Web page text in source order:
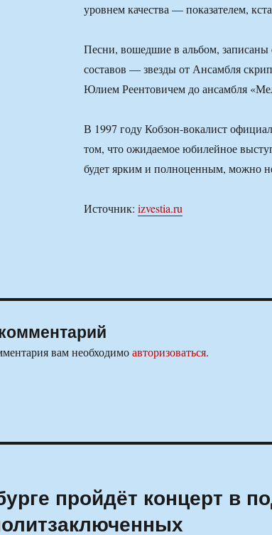
уровнем качества — показателем,
Песни, вошедшие в альбом,
составов — звезды от Ансамбля
Юлием Реентовичем до ансамбля
В 1997 году Кобзон-вокалист
том, что ожидаемое юбилейное
будет ярким и полноценным, можно
Источник: izvestia.ru
вам необходимоавторизоваться.
пройдёт концерт в